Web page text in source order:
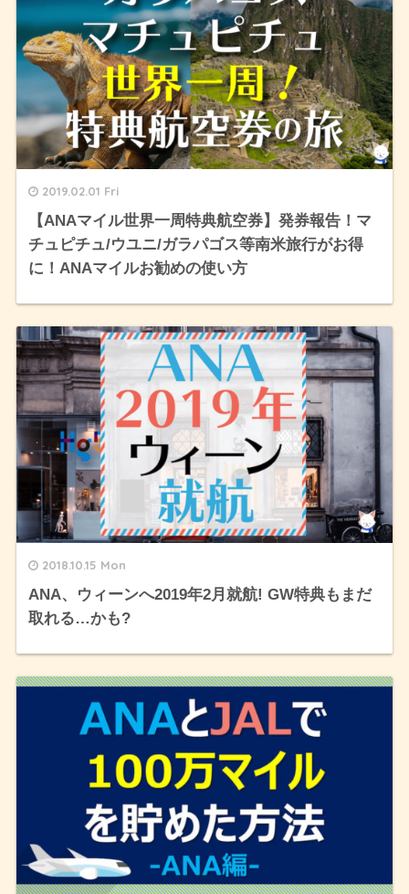
2019.02.01 Fri
【ANAマイル世界一周特典航空券】発券報告！マ
チュピチュ/ウユニ/ガラパゴス等南米旅行がお得
に！ANAマイルお勧めの使い方
2018.10.15 Mon
ANA、ウィーンへ2019年2月就航! GW特典もまだ
取れる…かも?